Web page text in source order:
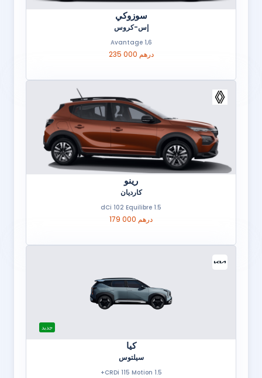
سوزوكي
إس-كروس
1,6 Avantage
235 000 درهم
رينو
كارديان
1.5 dCi 102 Equilibre
179 000 درهم
جديد
كيا
سيلتوس
1.5 CRDi 115 Motion+